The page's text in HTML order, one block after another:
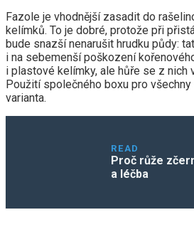
Fazole je vhodnější zasadit do
kelímků. To je dobré, protože při
bude snazší nenarušit hrudku půdy:
i na sebemenší poškození
i plastové kelímky, ale hůře se z nich
Použití společného boxu pro
varianta.
READ
Proč růže
a léčba